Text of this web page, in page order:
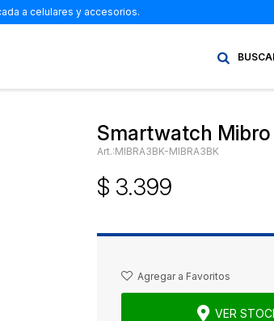
a celulares y accesorios.
Smartwatch
MIBRA3BK-MIBRA3BK
$ 3.399
VER